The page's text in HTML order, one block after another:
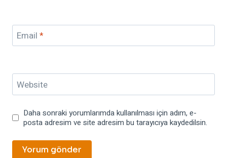
Email *
Website
Daha sonraki yorumlarımda kullanılması için adım, e-
posta adresim ve site adresim bu tarayıcıya kaydedilsin.